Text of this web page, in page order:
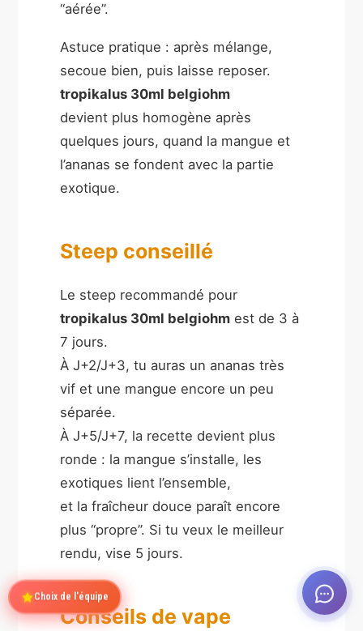
“aérée”.
Astuce pratique : après mélange,
secoue bien, puis laisse reposer.
tropikalus 30ml belgiohm
devient plus homogène après
quelques jours, quand la mangue et
l’ananas se fondent avec la partie
exotique.
Steep conseillé
Le steep recommandé pour
tropikalus 30ml belgiohm est de 3 à
7 jours.
À J+2/J+3, tu auras un ananas très
vif et une mangue encore un peu
séparée.
À J+5/J+7, la recette devient plus
ronde : la mangue s’installe, les
exotiques lient l’ensemble,
et la fraîcheur douce paraît encore
plus “propre”. Si tu veux le meilleur
rendu, vise 5 jours.
Conseils de vape
Choix de l'équipe